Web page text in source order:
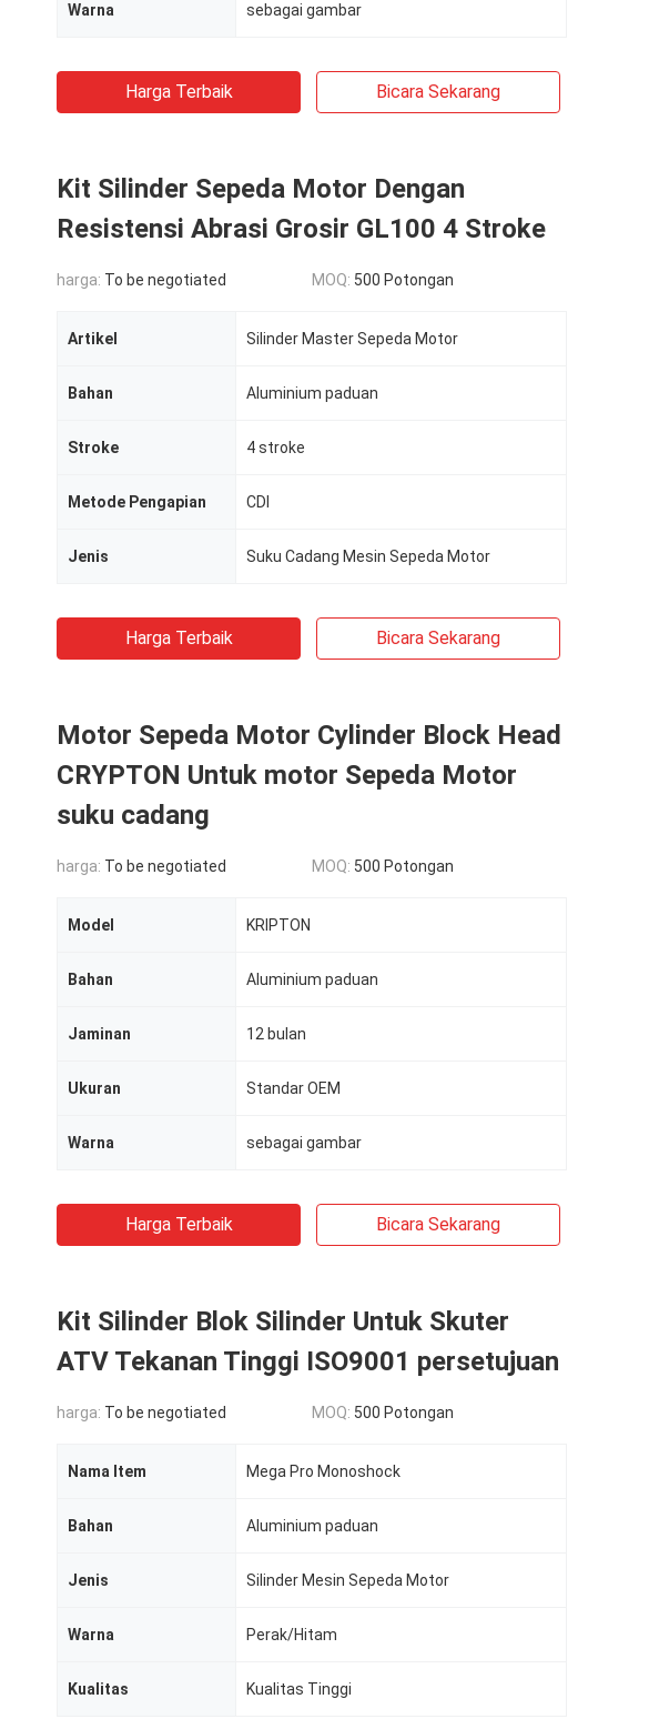
Warna sebagai gambar
Harga Terbaik Bicara Sekarang
Kit Silinder Sepeda Motor Dengan
Resistensi Abrasi Grosir GL100 4 Stroke
harga: To be negotiated MOQ: 500 Potongan
Artikel Silinder Master Sepeda Motor
Bahan Aluminium paduan
Stroke 4 stroke
Metode Pengapian CDI
Jenis Suku Cadang Mesin Sepeda Motor
Harga Terbaik Bicara Sekarang
Motor Sepeda Motor Cylinder Block Head
CRYPTON Untuk motor Sepeda Motor
suku cadang
harga: To be negotiated MOQ: 500 Potongan
Model KRIPTON
Bahan Aluminium paduan
Jaminan 12 bulan
Ukuran Standar OEM
Warna sebagai gambar
Harga Terbaik Bicara Sekarang
Kit Silinder Blok Silinder Untuk Skuter
ATV Tekanan Tinggi ISO9001 persetujuan
harga: To be negotiated MOQ: 500 Potongan
Nama Item Mega Pro Monoshock
Bahan Aluminium paduan
Jenis Silinder Mesin Sepeda Motor
Warna Perak/Hitam
Kualitas Kualitas Tinggi